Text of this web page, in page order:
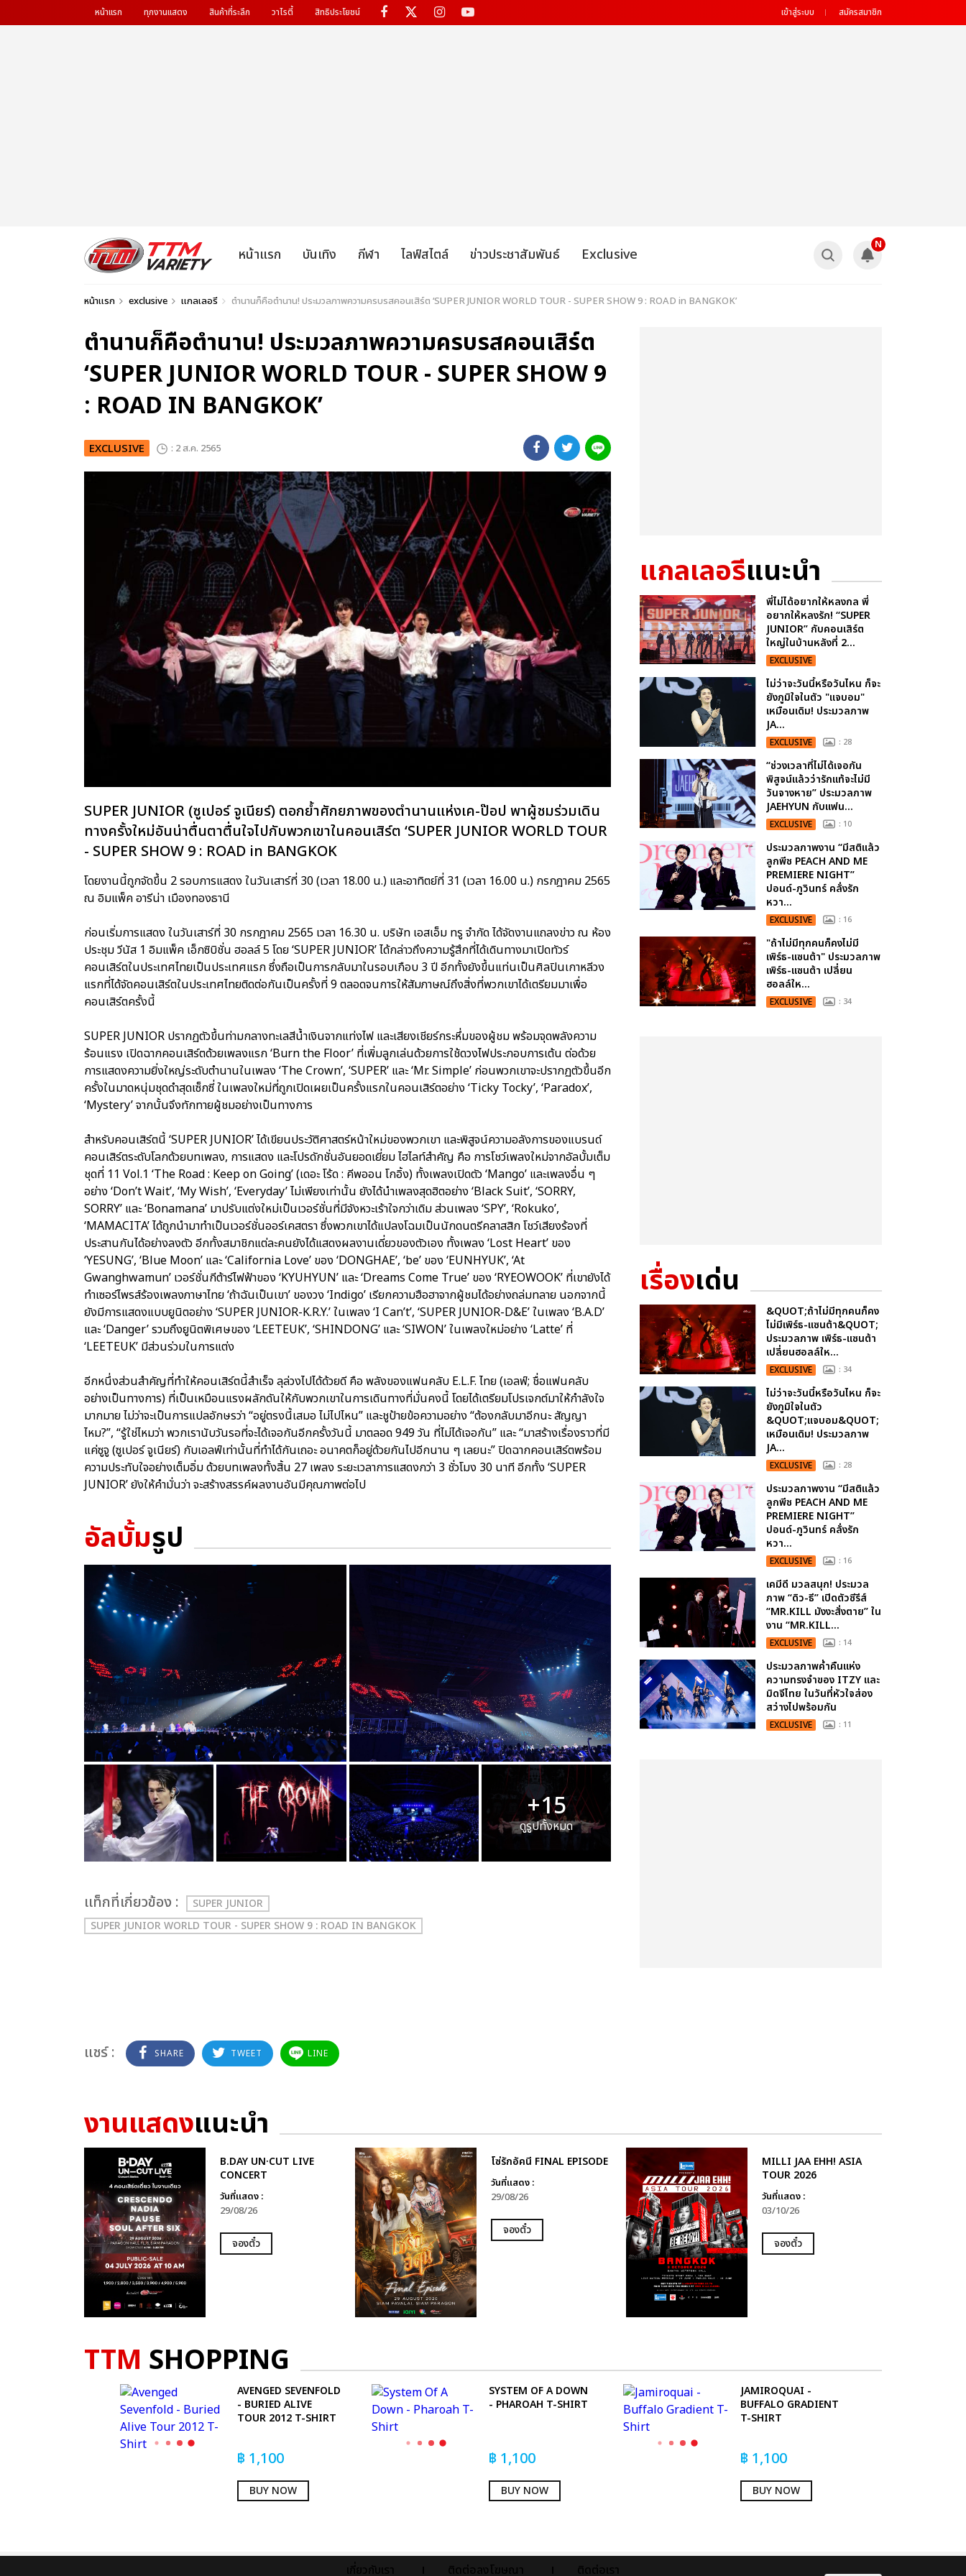
หน้าแรก ทุกงานแสดง สินค้าที่ระลึก วาไรตี้ สิทธิประโยชน์ เข้าสู่ระบบ สมัครสมาชิก
หน้าแรก บันเทิง กีฬา ไลฟ์สไตล์ ข่าวประชาสัมพันธ์ Exclusive
N
หน้าแรก exclusive แกลเลอรี ตำนานก็คือตำนาน! ประมวลภาพความครบรสคอนเสิร์ต ‘SUPER JUNIOR WORLD TOUR - SUPER SHOW 9 : ROAD in BANGKOK’
ตำนานก็คือตำนาน! ประมวลภาพความครบรสคอนเสิร์ต
‘SUPER JUNIOR WORLD TOUR - SUPER SHOW 9
: ROAD IN BANGKOK’
EXCLUSIVE : 2 ส.ค. 2565
SUPER JUNIOR (ซูเปอร์ จูเนียร์) ตอกย้ำศักยภาพของตำนานแห่งเค-ป๊อป พาผู้ชมร่วมเดิน
ทางครั้งใหม่อันน่าตื่นตาตื่นใจไปกับพวกเขาในคอนเสิร์ต ‘SUPER JUNIOR WORLD TOUR
- SUPER SHOW 9 : ROAD in BANGKOK
โดยงานนี้ถูกจัดขึ้น 2 รอบการแสดง ในวันเสาร์ที่ 30 (เวลา 18.00 น.) และอาทิตย์ที่ 31 (เวลา 16.00 น.) กรกฎาคม 2565
ณ อิมแพ็ค อารีน่า เมืองทองธานี
ก่อนเริ่มการแสดง ในวันเสาร์ที่ 30 กรกฎาคม 2565 เวลา 16.30 น. บริษัท เอสเอ็ม ทรู จำกัด ได้จัดงานแถลงข่าว ณ ห้อง
ประชุม วีนัส 1 อิมแพ็ค เอ็กซิบิชั่น ฮอลล์ 5 โดย ‘SUPER JUNIOR’ ได้กล่าวถึงความรู้สึกที่ได้เดินทางมาเปิดทัวร์
คอนเสิร์ตในประเทศไทยเป็นประเทศแรก ซึ่งถือเป็นการกลับมาในรอบเกือบ 3 ปี อีกทั้งยังขึ้นแท่นเป็นศิลปินเกาหลีวง
แรกที่ได้จัดคอนเสิร์ตในประเทศไทยติดต่อกันเป็นครั้งที่ 9 ตลอดจนการให้สัมภาษณ์ถึงสิ่งที่พวกเขาได้เตรียมมาเพื่อ
คอนเสิร์ตครั้งนี้
SUPER JUNIOR ปรากฏตัวขึ้นท่ามกลางทะเลสีน้ำเงินจากแท่งไฟ และเสียงเชียร์กระหึ่มของผู้ชม พร้อมจุดพลังความ
ร้อนแรง เปิดฉากคอนเสิร์ตด้วยเพลงแรก ‘Burn the Floor’ ที่เพิ่มลูกเล่นด้วยการใช้ดวงไฟประกอบการเต้น ต่อด้วย
การแสดงความยิ่งใหญ่ระดับตำนานในเพลง ‘The Crown’, ‘SUPER’ และ ‘Mr. Simple’ ก่อนพวกเขาจะปรากฏตัวขึ้นอีก
ครั้งในมาดหนุ่มชุดดำสุดเซ็กซี่ ในเพลงใหม่ที่ถูกเปิดเผยเป็นครั้งแรกในคอนเสิร์ตอย่าง ‘Ticky Tocky’, ‘Paradox’,
‘Mystery’ จากนั้นจึงทักทายผู้ชมอย่างเป็นทางการ
สำหรับคอนเสิร์ตนี้ ‘SUPER JUNIOR’ ได้เขียนประวัติศาสตร์หน้าใหม่ของพวกเขา และพิสูจน์ความอลังการของแบรนด์
คอนเสิร์ตระดับโลกด้วยบทเพลง, การแสดง และโปรดักชั่นอันยอดเยี่ยม ไฮไลท์สำคัญ คือ การโชว์เพลงใหม่จากอัลบั้มเต็ม
ชุดที่ 11 Vol.1 ‘The Road : Keep on Going’ (เดอะ โร้ด : คีพออน โกอิ้ง) ทั้งเพลงเปิดตัว ‘Mango’ และเพลงอื่น ๆ
อย่าง ‘Don’t Wait’, ‘My Wish’, ‘Everyday’ ไม่เพียงเท่านั้น ยังได้นำเพลงสุดฮิตอย่าง ‘Black Suit’, ‘SORRY,
SORRY’ และ ‘Bonamana’ มาปรับแต่งใหม่เป็นเวอร์ชั่นที่มีจังหวะเร้าใจกว่าเดิม ส่วนเพลง ‘SPY’, ‘Rokuko’,
‘MAMACITA’ ได้ถูกนำมาทำเป็นเวอร์ชั่นออร์เคสตรา ซึ่งพวกเขาได้แปลงโฉมเป็นนักดนตรีคลาสสิก โชว์เสียงร้องที่
ประสานกันได้อย่างลงตัว อีกทั้งสมาชิกแต่ละคนยังได้แสดงผลงานเดี่ยวของตัวเอง ทั้งเพลง ‘Lost Heart’ ของ
‘YESUNG’, ‘Blue Moon’ และ ‘California Love’ ของ ‘DONGHAE’, ‘be’ ของ ‘EUNHYUK’, ‘At
Gwanghwamun’ เวอร์ชั่นกีต้าร์ไฟฟ้าของ ‘KYUHYUN’ และ ‘Dreams Come True’ ของ ‘RYEOWOOK’ ที่เขายังได้
ทำเซอร์ไพรส์ร้องเพลงภาษาไทย ‘ถ้าฉันเป็นเขา’ ของวง ‘Indigo’ เรียกความฮือฮาจากผู้ชมได้อย่างถล่มทลาย นอกจากนี้
ยังมีการแสดงแบบยูนิตอย่าง ‘SUPER JUNIOR-K.R.Y.’ ในเพลง ‘I Can’t’, ‘SUPER JUNIOR-D&E’ ในเพลง ‘B.A.D’
และ ‘Danger’ รวมถึงยูนิตพิเศษของ ‘LEETEUK’, ‘SHINDONG’ และ ‘SIWON’ ในเพลงใหม่อย่าง ‘Latte’ ที่
‘LEETEUK’ มีส่วนร่วมในการแต่ง
อีกหนึ่งส่วนสำคัญที่ทำให้คอนเสิร์ตนี้สำเร็จ ลุล่วงไปได้ด้วยดี คือ พลังของแฟนคลับ E.L.F. ไทย (เอลฟ์; ชื่อแฟนคลับ
อย่างเป็นทางการ) ที่เป็นเหมือนแรงผลักดันให้กับพวกเขาในการเดินทางที่มั่นคงนี้ โดยได้เตรียมโปรเจกต์มาให้กำลังใจ
มากมาย ไม่ว่าจะเป็นการแปลอักษรว่า “อยู่ตรงนี้เสมอ ไม่ไปไหน” และชูป้ายข้อความอย่าง “ต้องกลับมาอีกนะ สัญญา
ไหม?”, “รู้ใช่ไหมว่า พวกเรานับวันรอที่จะได้เจอกันอีกครั้งวันนี้ มาตลอด 949 วัน ที่ไม่ได้เจอกัน” และ “มาสร้างเรื่องราวที่มี
แค่ซูจู (ซูเปอร์ จูเนียร์) กับเอลฟ์เท่านั้นที่ทำได้กันเถอะ อนาคตก็อยู่ด้วยกันไปอีกนาน ๆ เลยนะ” ปิดฉากคอนเสิร์ตพร้อม
ความประทับใจอย่างเต็มอิ่ม ด้วยบทเพลงทั้งสิ้น 27 เพลง ระยะเวลาการแสดงกว่า 3 ชั่วโมง 30 นาที อีกทั้ง ‘SUPER
JUNIOR’ ยังให้คำมั่นว่า จะสร้างสรรค์ผลงานอันมีคุณภาพต่อไป
อัลบั้มรูป
+15
ดูรูปทั้งหมด
เเท็กที่เกี่ยวข้อง :
SUPER JUNIOR
SUPER JUNIOR WORLD TOUR - SUPER SHOW 9 : ROAD IN BANGKOK
แชร์ : SHARE TWEET LINE
แกลเลอรีแนะนำ
พี่ไม่ได้อยากให้หลงกล พี่
อยากให้หลงรัก! “SUPER
JUNIOR” กับคอนเสิร์ต
ใหญ่ในบ้านหลังที่ 2...
EXCLUSIVE
ไม่ว่าจะวันนี้หรือวันไหน ก็จะ
ยังภูมิใจในตัว "แจบอม"
เหมือนเดิม! ประมวลภาพ
JA...
EXCLUSIVE : 28
“ช่วงเวลาที่ไม่ได้เจอกัน
พิสูจน์แล้วว่ารักแท้จะไม่มี
วันจางหาย” ประมวลภาพ
JAEHYUN กับแฟน...
EXCLUSIVE : 10
ประมวลภาพงาน “มีสติแล้ว
ลูกพีช PEACH AND ME
PREMIERE NIGHT”
ปอนด์-ภูวินทร์ คลั่งรัก
หวา...
EXCLUSIVE : 16
"ถ้าไม่มีทุกคนก็คงไม่มี
เพิร์ธ-แซนต้า" ประมวลภาพ
เพิร์ธ-แซนต้า เปลี่ยน
ฮอลล์ให...
EXCLUSIVE : 34
เรื่องเด่น
&QUOT;ถ้าไม่มีทุกคนก็คง
ไม่มีเพิร์ธ-แซนต้า&QUOT;
ประมวลภาพ เพิร์ธ-แซนต้า
เปลี่ยนฮอลล์ให...
EXCLUSIVE : 34
ไม่ว่าจะวันนี้หรือวันไหน ก็จะ
ยังภูมิใจในตัว
&QUOT;แจบอม&QUOT;
เหมือนเดิม! ประมวลภาพ
JA...
EXCLUSIVE : 28
ประมวลภาพงาน “มีสติแล้ว
ลูกพีช PEACH AND ME
PREMIERE NIGHT”
ปอนด์-ภูวินทร์ คลั่งรัก
หวา...
EXCLUSIVE : 16
เคมีดี มวลสนุก! ประมวล
ภาพ “ดิว-ธี” เปิดตัวซีรีส์
“MR.KILL มังงะสั่งตาย” ใน
งาน “MR.KILL...
EXCLUSIVE : 14
ประมวลภาพค่ำคืนแห่ง
ความทรงจำของ ITZY และ
มิดจีไทย ในวันที่หัวใจส่อง
สว่างไปพร้อมกัน
EXCLUSIVE : 11
งานแสดงแนะนำ
B.DAY UN·CUT LIVE
CONCERT
วันที่แสดง :
29/08/26
จองตั๋ว
โซ่รักอัคนี FINAL EPISODE
วันที่แสดง :
29/08/26
จองตั๋ว
MILLI JAA EHH! ASIA
TOUR 2026
วันที่แสดง :
03/10/26
จองตั๋ว
TTM SHOPPING
AVENGED SEVENFOLD
- BURIED ALIVE
TOUR 2012 T-SHIRT
฿ 1,100
BUY NOW
SYSTEM OF A DOWN
- PHAROAH T-SHIRT
฿ 1,100
BUY NOW
JAMIROQUAI -
BUFFALO GRADIENT
T-SHIRT
฿ 1,100
BUY NOW
เกี่ยวกับเรา ติดต่อลงโฆษณา ติดต่อเรา